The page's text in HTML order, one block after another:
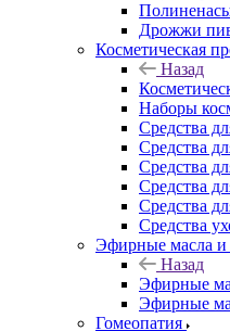
Дрожжи
Косметическая
Назад
Наборы
Средства
Средства
Средства
Средства
Средства
Средства
Эфирные масла и
Назад
Эфирные
Эфирные
Гомеопатия